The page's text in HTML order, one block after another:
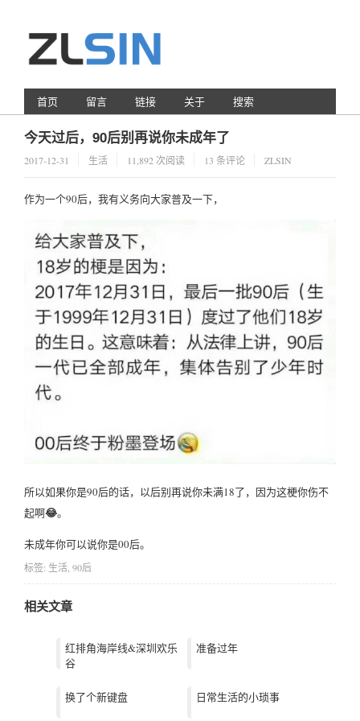
首页 留言 链接 关于 搜索
今天过后，90后别再说你未成年了
2017-12-31 生活 11,892 次阅读 13 条评论 ZLSIN
作为一个90后，我有义务向大家普及一下，
所以如果你是90后的话，以后别再说你未满18了，因为这梗你伤不
起啊😂。
未成年你可以说你是00后。
标签: 生活 90后
相关文章
红排角海岸线&深圳欢乐
谷
准备过年
换了个新键盘 日常生活的小琐事